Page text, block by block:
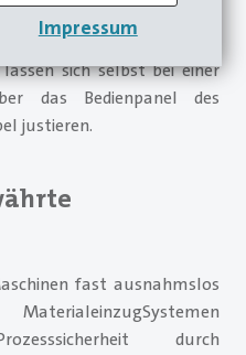
Impressum
einfache und schnelle
Prozessanforderungen.
sich selbst bei einer
das Bedienpanel des
justieren.
fast ausnahmslos
durch